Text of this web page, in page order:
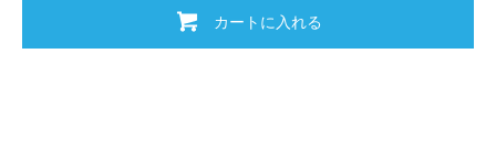
カートに入れる